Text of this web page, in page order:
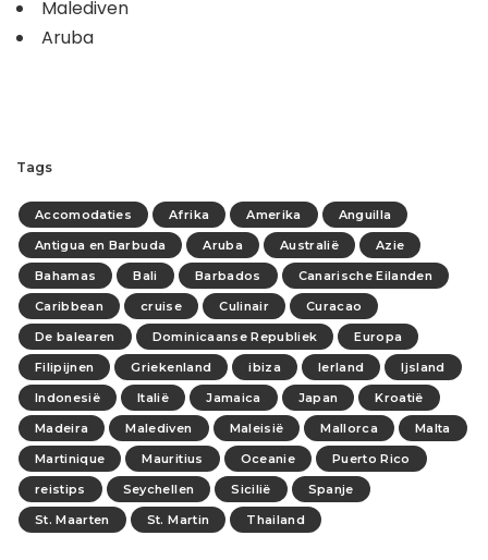
Malediven
Aruba
Tags
Accomodaties Afrika Amerika
Anguilla
Antigua en Barbuda
Aruba Australië
Azie
Bahamas
Bali Barbados
Canarische Eilanden
Caribbean
cruise Culinair
Curacao
De balearen
Dominicaanse Republiek
Europa
Filipijnen
Griekenland ibiza Ierland
Ijsland
Indonesië
Italië Jamaica Japan
Kroatië
Madeira
Malediven Maleisië Mallorca
Malta
Martinique
Mauritius Oceanie
Puerto Rico
reistips
Seychellen Sicilië
Spanje
St. Maarten
St. Martin Thailand